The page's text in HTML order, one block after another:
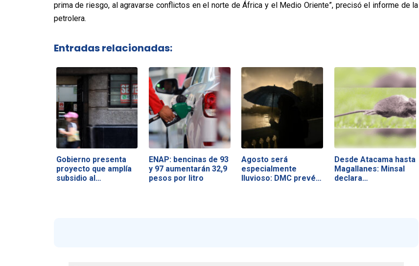
prima de riesgo, al agravarse conflictos en el norte de África y el Medio Oriente”, precisó el informe de la
petrolera.
Entradas relacionadas:
Gobierno presenta
proyecto que amplía
subsidio al…
ENAP: bencinas de 93
y 97 aumentarán 32,9
pesos por litro
Agosto será
especialmente
lluvioso: DMC prevé…
Desde Atacama hasta
Magallanes: Minsal
declara…